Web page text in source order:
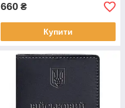
660 ₴
Купити